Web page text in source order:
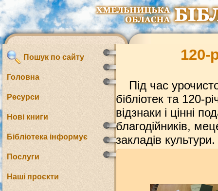
Пошук по сайту
Головна
Ресурси
Нові книги
Бібліотека інформує
Послуги
Наші проєкти
120-
Під час
бібліотек та 120-
відзнаки і цінні
благодійників,
закладів культури.